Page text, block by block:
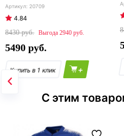
20709
4.84
8430
2940
5490
+
С этим